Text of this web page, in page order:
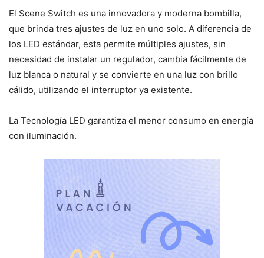
El Scene Switch es una innovadora y moderna bombilla,
que brinda tres ajustes de luz en uno solo. A diferencia de
los LED estándar, esta permite múltiples ajustes, sin
necesidad de instalar un regulador, cambia fácilmente de
luz blanca o natural y se convierte en una luz con brillo
cálido, utilizando el interruptor ya existente.
La Tecnología LED garantiza el menor consumo en energía
con iluminación.